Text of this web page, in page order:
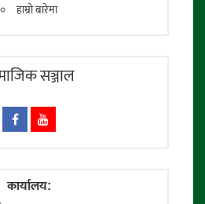
हाम्रो बारेमा
सञ्जाल
कार्यालय: